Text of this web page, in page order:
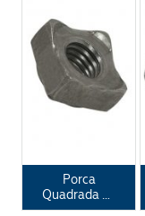
Porca
Quadrada de
Solda DIN